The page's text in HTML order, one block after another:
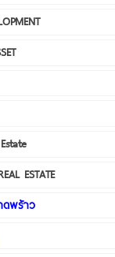
ESTATE
ดพร้าว